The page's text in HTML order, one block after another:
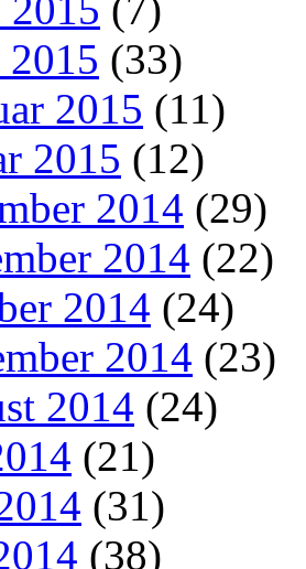
(33)
2015 (11)
2015 (12)
2014 (29)
2014 (22)
2014 (24)
2014 (23)
2014 (24)
(21)
(31)
(38)